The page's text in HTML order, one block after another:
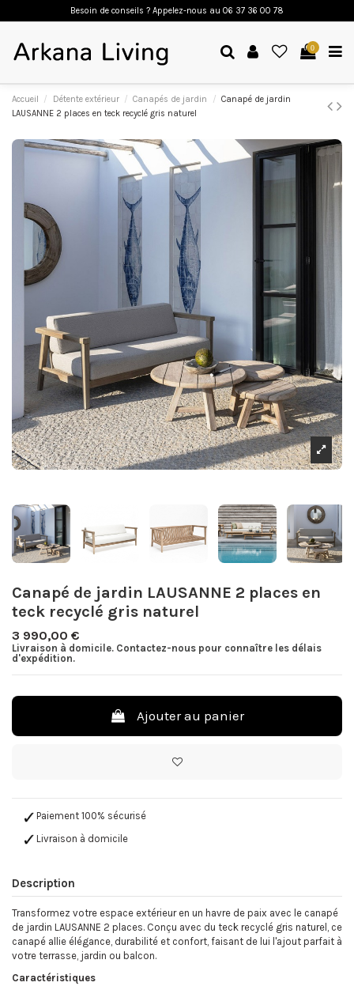
Besoin de conseils ? Appelez-nous au 06 37 36 00 78
0
Accueil Détente extérieur Canapés de jardin
Canapé de jardin
LAUSANNE 2 places en teck recyclé gris naturel
Canapé de jardin LAUSANNE 2 places en
teck recyclé gris naturel
3 990,00 €
Livraison à domicile. Contactez-nous pour connaître les délais
d'expédition.
Ajouter au panier
Paiement 100% sécurisé
Livraison à domicile
Description
Transformez votre espace extérieur en un havre de paix avec le canapé
de jardin LAUSANNE 2 places. Conçu avec du teck recyclé gris naturel, ce
canapé allie élégance, durabilité et confort, faisant de lui l'ajout parfait à
votre terrasse, jardin ou balcon.
Caractéristiques